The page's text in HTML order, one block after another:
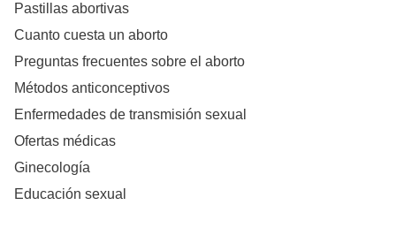
Pastillas abortivas
Cuanto cuesta un aborto
Preguntas frecuentes sobre el aborto
Métodos anticonceptivos
Enfermedades de transmisión sexual
Ofertas médicas
Ginecología
Educación sexual